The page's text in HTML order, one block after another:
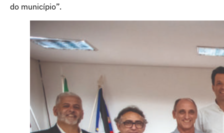
do município”.